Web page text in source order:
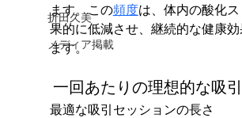
折田久美
メディア掲載
ます。この頻度は、体内の酸化
果的に低減させ、継続的な健康
ます。
一回あたりの理想的な吸
最適な吸引セッションの長さ